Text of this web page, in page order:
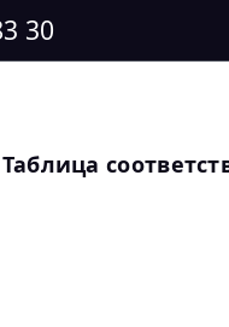
30
Таблица